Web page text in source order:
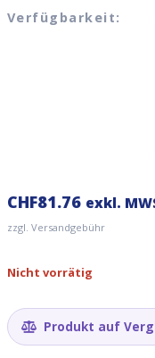
Verfügbarkeit:
CHF81.76 exkl.
zzgl. Versandgebühr
Nicht vorrätig
Produkt auf